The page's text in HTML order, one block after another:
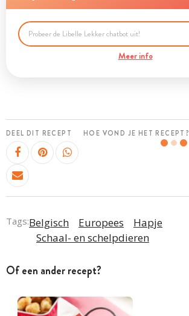
Meer info
DEEL DIT RECEPT HOE VOND JE HET RECEPT?
Tags:Belgisch Europees
Hapje
Schaal- en schelpdieren
Of een ander recept?